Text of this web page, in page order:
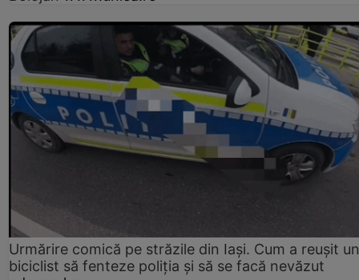
Urmărire comică pe străzile din Iași. Cum a reușit un
biciclist să fenteze poliția și să se facă nevăzut